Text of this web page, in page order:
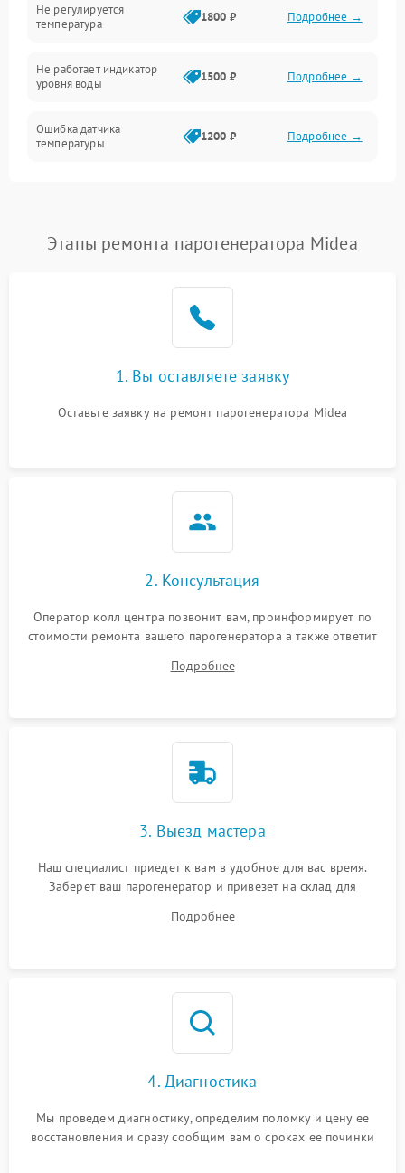
Не регулируется
температура
1800 ₽ Подробнее →
Не работает индикатор
уровня воды
1500 ₽ Подробнее →
Ошибка датчика
температуры
1200 ₽ Подробнее →
Ошибка платы управления Подробнее →
1200 ₽
Не подает пар 1800 ₽ Подробнее →
Этапы ремонта парогенератора Midea
1. Вы оставляете заявку
Оставьте заявку на ремонт парогенератора Midea
2. Консультация
Оператор колл центра позвонит вам, проинформирует по
стоимости ремонта вашего парогенератора а также ответит
Подробнее
3. Выезд мастера
Наш специалист приедет к вам в удобное для вас время.
Заберет ваш парогенератор и привезет на склад для
Подробнее
4. Диагностика
Мы проведем диагностику, определим поломку и цену ее
восстановления и сразу сообщим вам о сроках ее починки